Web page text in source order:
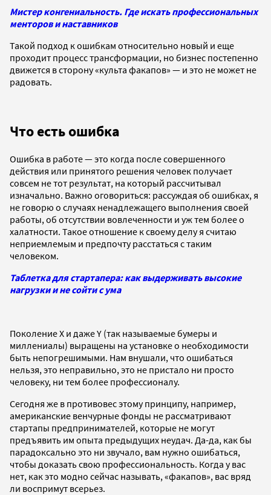
Мистер конгениальность. Где искать профессиональных
менторов и наставников
Такой подход к ошибкам относительно новый и еще
проходит процесс трансформации, но бизнес постепенно
движется в сторону «культа факапов» — и это не может не
радовать.
Что есть ошибка
Ошибка в работе — это когда после совершенного
действия или принятого решения человек получает
совсем не тот результат, на который рассчитывал
изначально. Важно оговориться: рассуждая об ошибках, я
не говорю о случаях ненадлежащего выполнения своей
работы, об отсутствии вовлеченности и уж тем более о
халатности. Такое отношение к своему делу я считаю
неприемлемым и предпочту расстаться с таким
человеком.
Таблетка для стартапера: как выдерживать высокие
нагрузки и не сойти с ума
Поколение X и даже Y (так называемые бумеры и
миллениалы) выращены на установке о необходимости
быть непогрешимыми. Нам внушали, что ошибаться
нельзя, это неправильно, это не пристало ни просто
человеку, ни тем более профессионалу.
Сегодня же в противовес этому принципу, например,
американские венчурные фонды не рассматривают
стартапы предпринимателей, которые не могут
предъявить им опыта предыдущих неудач. Да-да, как бы
парадоксально это ни звучало, вам нужно ошибаться,
чтобы доказать свою профессиональность. Когда у вас
нет, как это модно сейчас называть, «факапов», вас вряд
ли воспримут всерьез.